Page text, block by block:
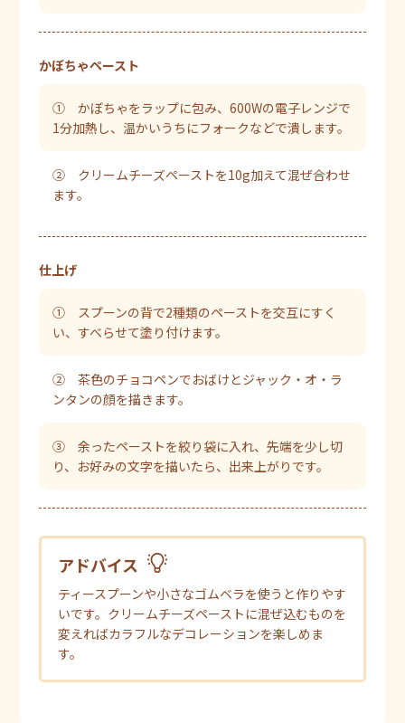
かぼちゃペースト
① かぼちゃをラップに包み、600Wの電子レンジで
1分加熱し、温かいうちにフォークなどで潰します。
② クリームチーズペーストを10g加えて混ぜ合わせ
ます。
仕上げ
① スプーンの背で2種類のペーストを交互にすく
い、すべらせて塗り付けます。
② 茶色のチョコペンでおばけとジャック・オ・ラ
ンタンの顔を描きます。
③ 余ったペーストを絞り袋に入れ、先端を少し切
り、お好みの文字を描いたら、出来上がりです。
アドバイス
ティースプーンや小さなゴムベラを使うと作りやす
いです。クリームチーズペーストに混ぜ込むものを
変えればカラフルなデコレーションを楽しめま
す。